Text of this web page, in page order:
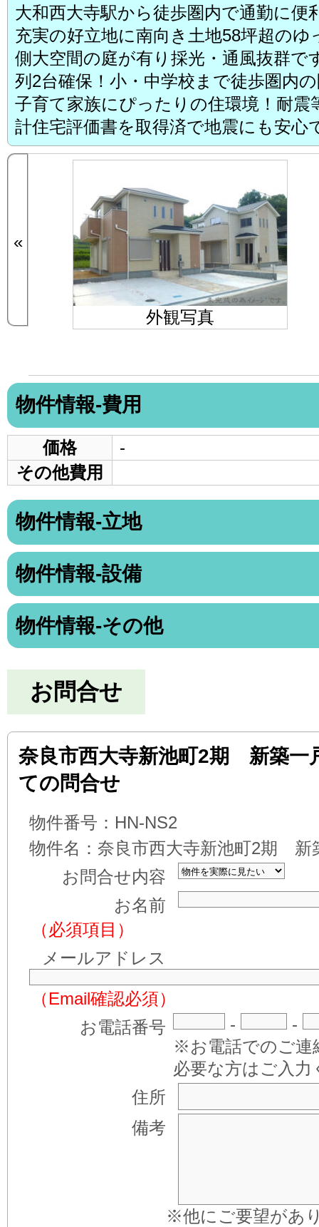
大和西大寺駅から徒歩圏内で通勤に便
充実の好立地に南向き土地58坪超のゆ
側大空間の庭が有り採光・通風抜群で
列2台確保！小・中学校まで徒歩圏内
子育て家族にぴったりの住環境！耐震
計住宅評価書を取得済で地震にも安心
«
外観写真
物件情報-費用
価格
-
その他費用
物件情報-立地
物件情報-設備
物件情報-その他
お問合せ
奈良市西大寺新池町2期 新築一
ての問合せ
物件番号： HN-NS2
物件名： 奈良市西大寺新池町2期 新
お問合せ内容
お名前
（必須項目）
メールアドレス
（Email確認必須）
お電話番号
-
-
※お電話でのご連
必要な方はご入力
住所
備考
※他にご要望があ